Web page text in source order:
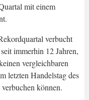
mit einem
verbucht
immerhin 12 Jahren,
vergleichbaren
letzten Handelstag des
können.